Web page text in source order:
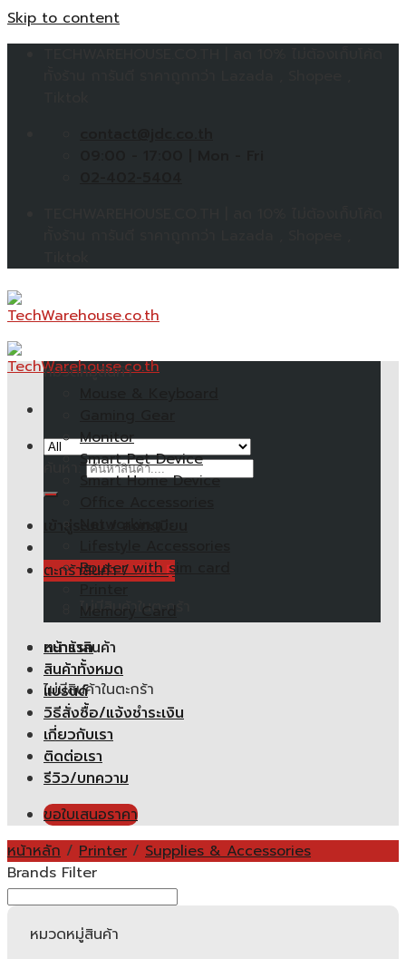
Skip to content
ตะกร้าสินค้า /0.00฿
ไม่มีสินค้าในตะกร้า
ตะกร้าสินค้า
ไม่มีสินค้าในตะกร้า
หมวดหมู่สินค้า
Monitor
Smart Pet Device
Smart Home Device
Router with sim card
Memory Card
หน้าแรก
สินค้าทั้งหมด
แบรนด์
วิธีสั่งซื้อ/แจ้งชำระเงิน
เกี่ยวกับเรา
ติดต่อเรา
รีวิว/บทความ
ขอใบเสนอราคา
หน้าหลัก / Printer / Supplies & Accessories
Brands Filter
หมวดหมู่สินค้า